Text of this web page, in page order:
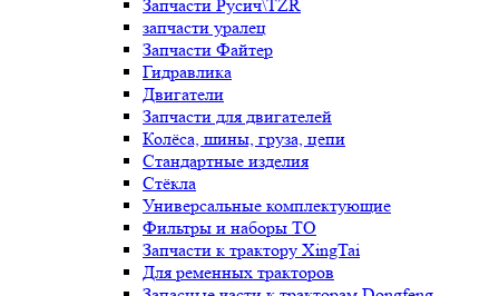
Запчасти Русич\TZR
запчасти уралец
Запчасти Файтер
Гидравлика
Двигатели
Запчасти для двигателей
Колёса, шины, груза, цепи
Стандартные изделия
Стёкла
Универсальные комплектующие
Фильтры и наборы ТО
Запчасти к трактору XingTai
Для ременных тракторов